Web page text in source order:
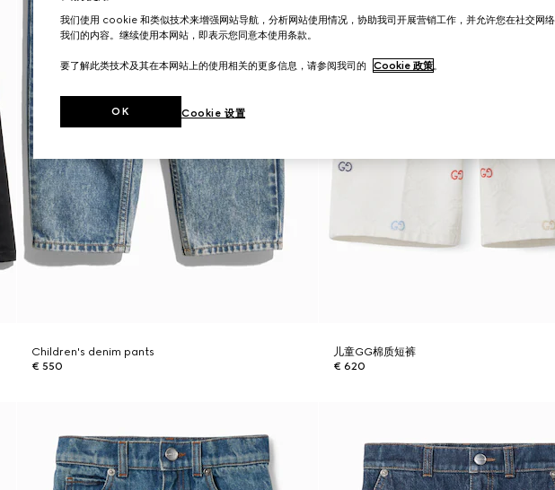
Children's denim pants
€ 550
儿童GG棉质短裤
€ 620
我们使用 cookie 和类似技术来增强网站导航，分析网站使用情况，协助我司开展营销工作，并允许您在社交网
我们的内容。继续使用本网站，即表示您同意本使用条款。
要了解此类技术及其在本网站上的使用相关的更多信息，请参阅我司的 Cookie 政策。
Cookie 设置
OK